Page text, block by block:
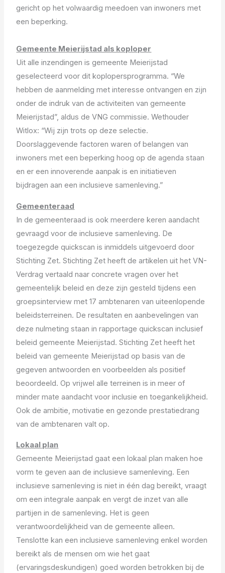
gericht op het volwaardig meedoen van inwoners met
een beperking.
Gemeente Meierijstad als koploper
Uit alle inzendingen is gemeente Meierijstad
geselecteerd voor dit koplopersprogramma. “We
hebben de aanmelding met interesse ontvangen en zijn
onder de indruk van de activiteiten van gemeente
Meierijstad”, aldus de VNG commissie. Wethouder
Witlox: “Wij zijn trots op deze selectie.
Doorslaggevende factoren waren of belangen van
inwoners met een beperking hoog op de agenda staan
en er een innoverende aanpak is en initiatieven
bijdragen aan een inclusieve samenleving.”
Gemeenteraad
In de gemeenteraad is ook meerdere keren aandacht
gevraagd voor de inclusieve samenleving. De
toegezegde quickscan is inmiddels uitgevoerd door
Stichting Zet. Stichting Zet heeft de artikelen uit het VN-
Verdrag vertaald naar concrete vragen over het
gemeentelijk beleid en deze zijn gesteld tijdens een
groepsinterview met 17 ambtenaren van uiteenlopende
beleidsterreinen. De resultaten en aanbevelingen van
deze nulmeting staan in rapportage quickscan inclusief
beleid gemeente Meierijstad. Stichting Zet heeft het
beleid van gemeente Meierijstad op basis van de
gegeven antwoorden en voorbeelden als positief
beoordeeld. Op vrijwel alle terreinen is in meer of
minder mate aandacht voor inclusie en toegankelijkheid.
Ook de ambitie, motivatie en gezonde prestatiedrang
van de ambtenaren valt op.
Lokaal plan
Gemeente Meierijstad gaat een lokaal plan maken hoe
vorm te geven aan de inclusieve samenleving. Een
inclusieve samenleving is niet in één dag bereikt, vraagt
om een integrale aanpak en vergt de inzet van alle
partijen in de samenleving. Het is geen
verantwoordelijkheid van de gemeente alleen.
Tenslotte kan een inclusieve samenleving enkel worden
bereikt als de mensen om wie het gaat
(ervaringsdeskundigen) goed worden betrokken bij de